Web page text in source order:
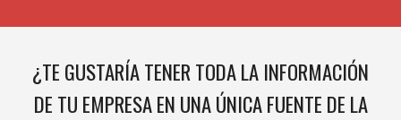
¿TE GUSTARÍA TENER TODA LA INFORMACIÓN
DE TU EMPRESA EN UNA ÚNICA FUENTE DE LA